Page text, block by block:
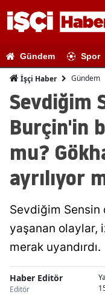
Gündem Spor
İşçi Haber Gündem
Sevdiğim
Burçin'in
mu?
ayrılıyor
Sevdiğim
yaşanan olaylar,
merak uyandırdı.
Haber Editör
Editör